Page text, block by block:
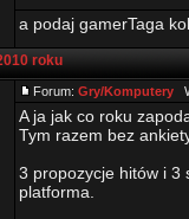
a podaj gamerTaga
roku
Forum: Gry/Komputery
A ja jak co roku
Tym razem bez
3 propozycje hitów i 3
platforma.